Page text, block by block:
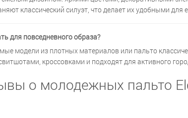
классический силуэт, что делает их удобными для
для повседневного образа?
модели из плотных материалов или пальто
кроссовками и подходят для активного
о молодежных пальто